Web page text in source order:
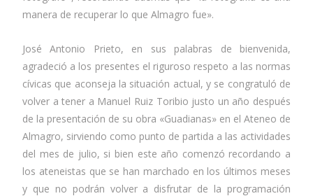
manera de recuperar lo que Almagro fue».
José Antonio Prieto, en sus palabras de bienvenida,
agradeció a los presentes el riguroso respeto a las normas
cívicas que aconseja la situación actual, y se congratuló de
volver a tener a Manuel Ruiz Toribio justo un año después
de la presentación de su obra «Guadianas» en el Ateneo de
Almagro, sirviendo como punto de partida a las actividades
del mes de julio, si bien este año comenzó recordando a
los ateneistas que se han marchado en los últimos meses
y que no podrán volver a disfrutar de la programación